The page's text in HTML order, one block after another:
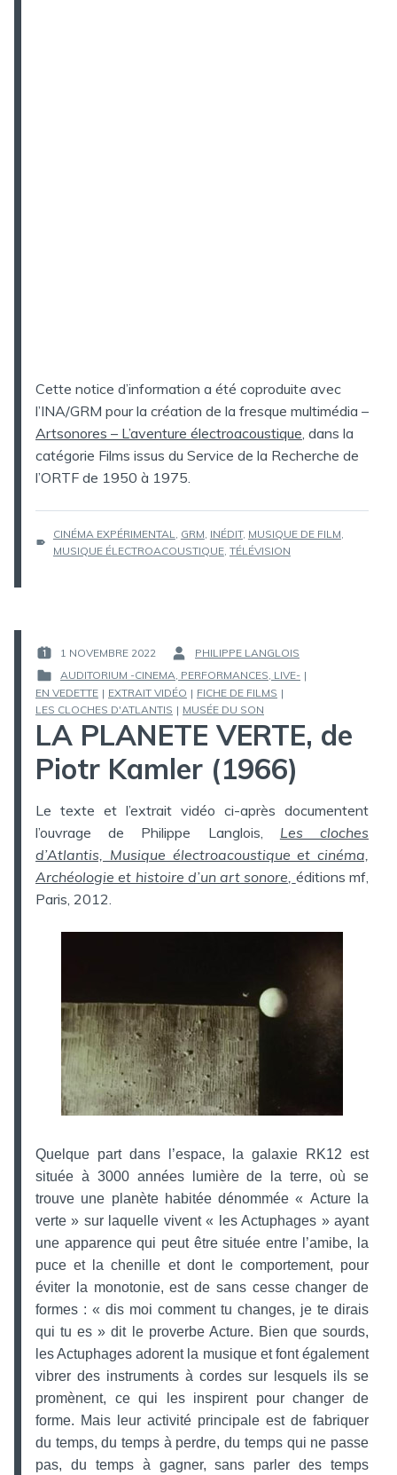
Cette notice d’information a été coproduite avec
l’INA/GRM pour la création de la fresque multimédia –
Artsonores – L’aventure électroacoustique , dans la
catégorie Films issus du Service de la Recherche de
l’ORTF de 1950 à 1975.
ÉTIQUETTES :
CINÉMA EXPÉRIMENTAL GRM INÉDIT, MUSIQUE DE FILM
MUSIQUE ÉLECTROACOUSTIQUE, TÉLÉVISION
PUBLIÉ
LE :
1 NOVEMBRE 2022
PAR :
PHILIPPE LANGLOIS
PUBLIÉ
DANS
AUDITORIUM -CINEMA, PERFORMANCES, LIVE- |
EN VEDETTE | EXTRAIT VIDÉO | FICHE DE FILMS |
LES CLOCHES D'ATLANTIS | MUSÉE DU SON
LA PLANETE VERTE, de
Piotr Kamler (1966)
Le texte et l’extrait vidéo ci-après documentent
l’ouvrage de Philippe Langlois, Les cloches
d’Atlantis, Musique électroacoustique et cinéma,
Archéologie et histoire d’un art sonore, éditions mf,
Paris, 2012.
Quelque part dans l’espace, la galaxie RK12 est
située à 3000 années lumière de la terre, où se
trouve une planète habitée dénommée « Acture la
verte » sur laquelle vivent « les Actuphages » ayant
une apparence qui peut être située entre l’amibe, la
puce et la chenille et dont le comportement, pour
éviter la monotonie, est de sans cesse changer de
formes : « dis moi comment tu changes, je te dirais
qui tu es » dit le proverbe Acture. Bien que sourds,
les Actuphages adorent la musique et font également
vibrer des instruments à cordes sur lesquels ils se
promènent, ce qui les inspirent pour changer de
forme. Mais leur activité principale est de fabriquer
du temps, du temps à perdre, du temps qui ne passe
pas, du temps à gagner, sans parler des temps